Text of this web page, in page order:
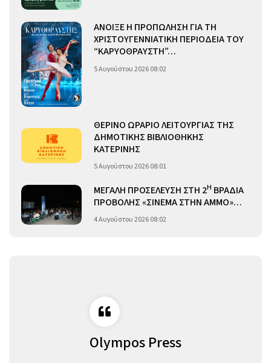
ΑΝΟΙΞΕ Η ΠΡΟΠΩΛΗΣΗ ΓΙΑ ΤΗ
ΧΡΙΣΤΟΥΓΕΝΝΙΑΤΙΚΗ ΠΕΡΙΟΔΕΙΑ ΤΟΥ
“ΚΑΡΥΟΘΡΑΥΣΤΗ”…
5 Αυγούστου 2026 08:02
ΘΕΡΙΝΟ ΩΡΑΡΙΟ ΛΕΙΤΟΥΡΓΙΑΣ ΤΗΣ
ΔΗΜΟΤΙΚΗΣ ΒΙΒΛΙΟΘΗΚΗΣ
ΚΑΤΕΡΙΝΗΣ
5 Αυγούστου 2026 08:01
ΜΕΓΑΛΗ ΠΡΟΣΕΛΕΥΣΗ ΣΤΗ 2Η ΒΡΑΔΙΑ
ΠΡΟΒΟΛΗΣ «ΣΙΝΕΜΑ ΣΤΗΝ ΑΜΜΟ»…
4 Αυγούστου 2026 08:02
Olympos Press